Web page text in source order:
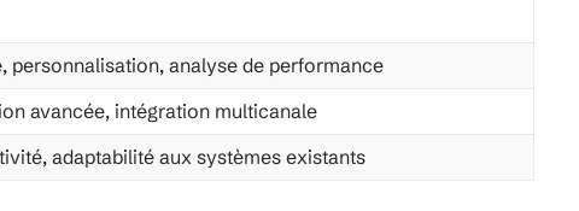
personnalisation, analyse de performance
avancée, intégration multicanale
adaptabilité aux systèmes existants